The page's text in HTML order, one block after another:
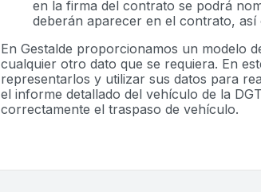
en la firma del contrato se podrá
deberán aparecer en el contrato, así
En Gestalde proporcionamos un modelo
cualquier otro dato que se requiera. En
representarlos y utilizar sus datos para
el informe detallado del vehículo de la
correctamente el traspaso de vehículo.